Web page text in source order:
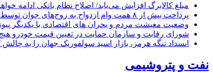
مبلغ کالابرگ افزایش می‌یابد/ اصلاح نظام بانکی ادامه
پرداخت بیش از ۸ همت وام ازدواج به زوج‌های جوان توسط بانک ملی ایران
وضعیت معیشت مردم و بحران های اقتصادی با یکدیگر
شورای رقابت و سازمان حمایت در تعیین قیمت خودرو هیچ
انسداد تنگه هرمز، بازار اسید سولفوریک جهان را به
نفت و پتروشیمی